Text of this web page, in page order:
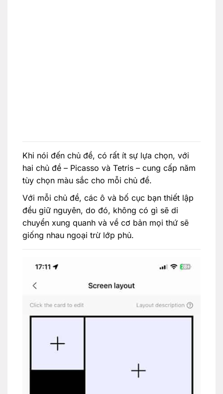
Khi nói đến chủ đề, có rất ít sự lựa chọn, với
hai chủ đề – Picasso và Tetris – cung cấp năm
tùy chọn màu sắc cho mỗi chủ đề.
Với mỗi chủ đề, các ô và bố cục bạn thiết lập
đều giữ nguyên, do đó, không có gì sẽ di
chuyển xung quanh và về cơ bản mọi thứ sẽ
giống nhau ngoại trừ lớp phủ.